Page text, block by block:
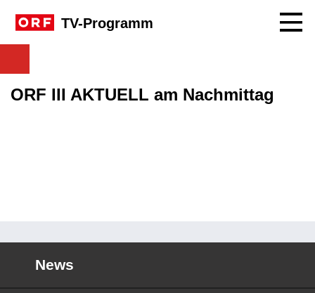
TV-Programm
ORF III AKTUELL am Nachmittag
News